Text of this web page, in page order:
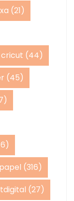
(21)
cricut (44)
(45)
(316)
(27)